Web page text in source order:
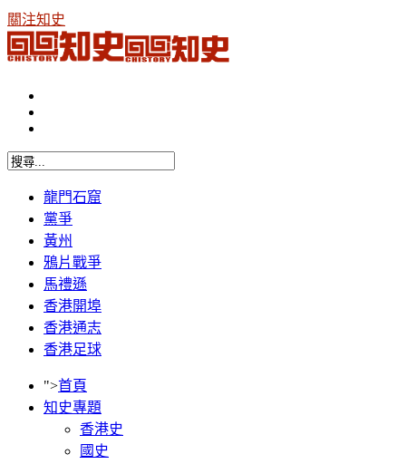
關注知史
龍門石窟
黨爭
黃州
鴉片戰爭
馬禮遜
香港開埠
香港通志
香港足球
">首頁
知史專題
香港史
國史